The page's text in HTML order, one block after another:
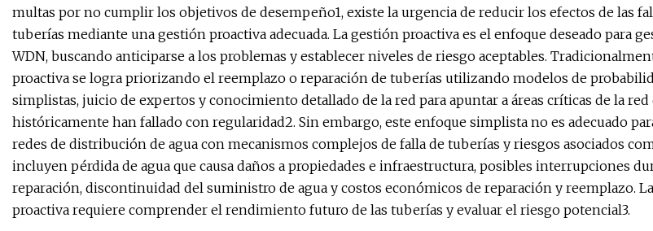
multas por no cumplir los objetivos de desempeño1, existe la urgencia de reducir los efectos de las
tuberías mediante una gestión proactiva adecuada. La gestión proactiva es el enfoque deseado para
WDN, buscando anticiparse a los problemas y establecer niveles de riesgo aceptables.
proactiva se logra priorizando el reemplazo o reparación de tuberías utilizando modelos de
simplistas, juicio de expertos y conocimiento detallado de la red para apuntar a áreas críticas de la red
históricamente han fallado con regularidad2. Sin embargo, este enfoque simplista no es adecuado
redes de distribución de agua con mecanismos complejos de falla de tuberías y riesgos asociados
incluyen pérdida de agua que causa daños a propiedades e infraestructura, posibles interrupciones
reparación, discontinuidad del suministro de agua y costos económicos de reparación y reemplazo.
proactiva requiere comprender el rendimiento futuro de las tuberías y evaluar el riesgo potencial3.